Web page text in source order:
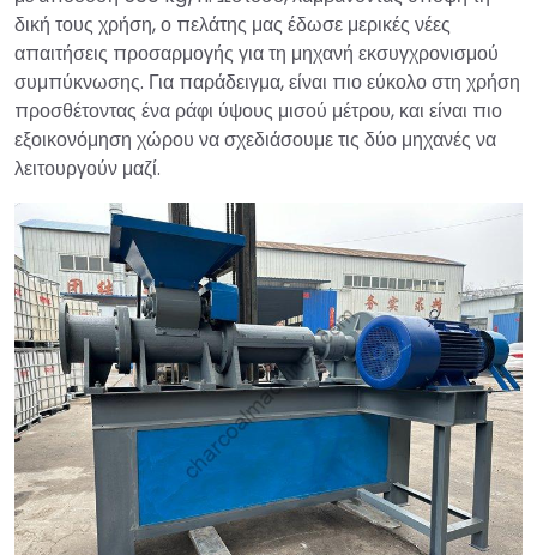
δική τους χρήση, ο πελάτης μας έδωσε μερικές νέες
απαιτήσεις προσαρμογής για τη μηχανή εκσυγχρονισμού
συμπύκνωσης. Για παράδειγμα, είναι πιο εύκολο στη χρήση
προσθέτοντας ένα ράφι ύψους μισού μέτρου, και είναι πιο
εξοικονόμηση χώρου να σχεδιάσουμε τις δύο μηχανές να
λειτουργούν μαζί.